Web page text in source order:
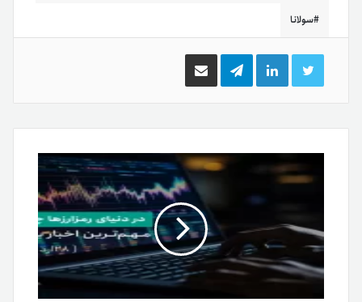
سولانا
توییتر لینکدینتلگرام اشتراک
گذاری
ایمیل